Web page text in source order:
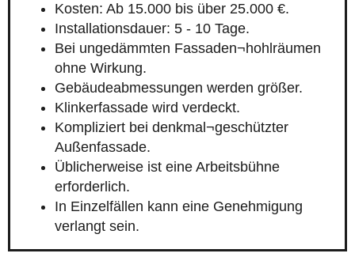
Kosten: Ab 15.000 bis über 25.000 €.
Installationsdauer: 5 - 10 Tage.
Bei ungedämmten Fassaden¬hohlräumen
ohne Wirkung.
Gebäudeabmessungen werden größer.
Klinkerfassade wird verdeckt.
Kompliziert bei denkmal¬geschützter
Außenfassade.
Üblicherweise ist eine Arbeitsbühne
erforderlich.
In Einzelfällen kann eine Genehmigung
verlangt sein.